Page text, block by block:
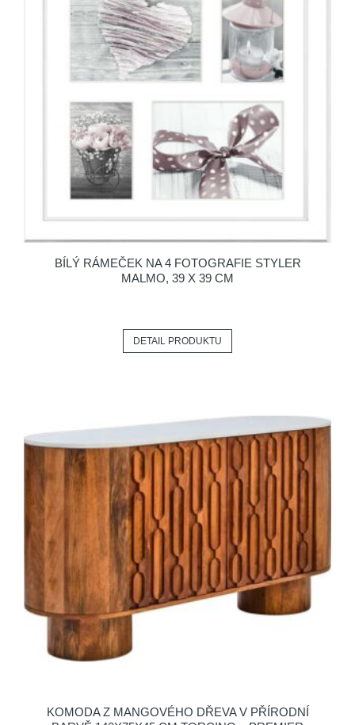
BÍLÝ RÁMEČEK NA 4 FOTOGRAFIE STYLER
MALMO, 39 X 39 CM
DETAIL PRODUKTU
KOMODA Z MANGOVÉHO DŘEVA V PŘÍRODNÍ